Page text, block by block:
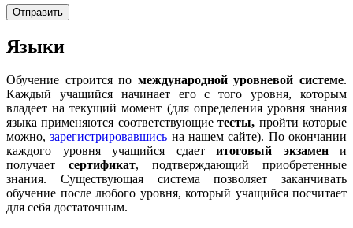
Отправить
Языки
Обучение строится по международной уровневой системе.
Каждый учащийся начинает его с того уровня, которым
владеет на текущий момент (для определения уровня знания
языка применяются соответствующиетесты, пройти которые
можно, зарегистрировавшись на нашем сайте). По окончании
каждого уровня учащийся сдает итоговый экзамени
получает сертификат, подтверждающий приобретенные
знания. Существующая система позволяет заканчивать
обучение после любого уровня, который учащийся посчитает
для себя достаточным.